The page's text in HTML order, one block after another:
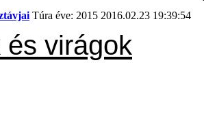
Túra éve: 2015 2016.02.23 19:39:54
és virágok